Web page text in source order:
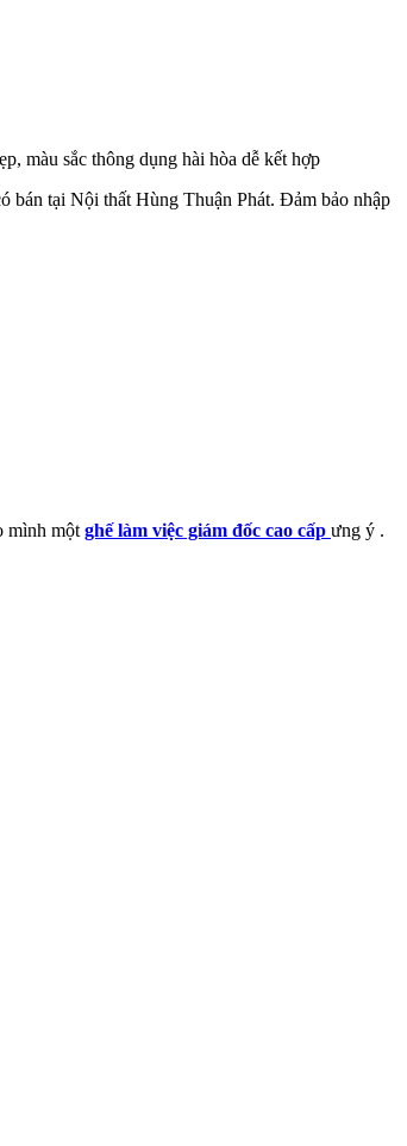
màu sắc thông dụng hài hòa dễ kết hợp
bán tại Nội thất Hùng Thuận Phát. Đảm bảo nhập
mình một ghế làm việc giám đốc cao cấp ưng ý .